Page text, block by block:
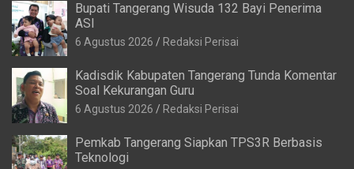
Bupati Tangerang Wisuda 132 Bayi Penerima
ASI
6 Agustus 2026 Redaksi Perisai
Kadisdik Kabupaten Tangerang Tunda Komentar
Soal Kekurangan Guru
6 Agustus 2026 Redaksi Perisai
Pemkab Tangerang Siapkan TPS3R Berbasis
Teknologi